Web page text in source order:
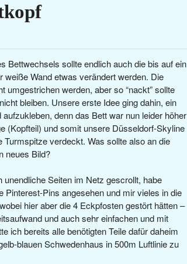
Bettwechsels sollte endlich auch die bis auf ein
weiße Wand etwas verändert werden. Die
umgestrichen werden, aber so “nackt” sollte
bleiben. Unsere erste Idee ging dahin, ein
aufzukleben, denn das Bett war nun leider höher
(Kopfteil) und somit unsere Düsseldorf-Skyline
Turmspitze verdeckt. Was sollte also an die
neues Bild?
unendliche Seiten im Netz gescrollt, habe
Pinterest-Pins angesehen und mir vieles in die
hier aber die 4 Eckpfosten gestört hätten –
und auch sehr einfachen und mit
ich bereits alle benötigten Teile dafür daheim
blauen Schwedenhaus in 500m Luftlinie zu